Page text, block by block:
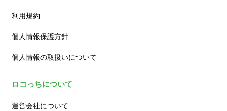
利用規約
個人情報保護方針
個人情報の取扱いについて
ロコっちについて
運営会社について